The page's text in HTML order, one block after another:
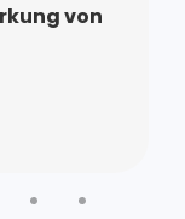
von